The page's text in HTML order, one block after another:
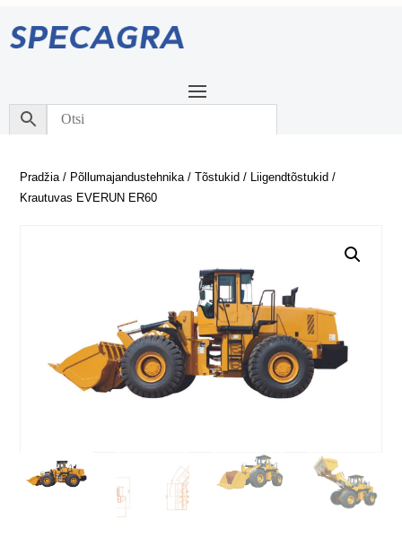
Pradžia/ Põllumajandustehnika/Tõstukid / Liigendtõstukid /
Krautuvas EVERUN ER60